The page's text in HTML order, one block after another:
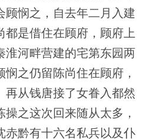
顾悯之，自去年二月入建
都是借住在顾府，顾府上
淮河畔营建的宅第东园两
之仍留陈尚住在顾府，
再从钱唐接了女眷入都然
之这次回来随从太多，
赤黔有十六名私兵以及仆